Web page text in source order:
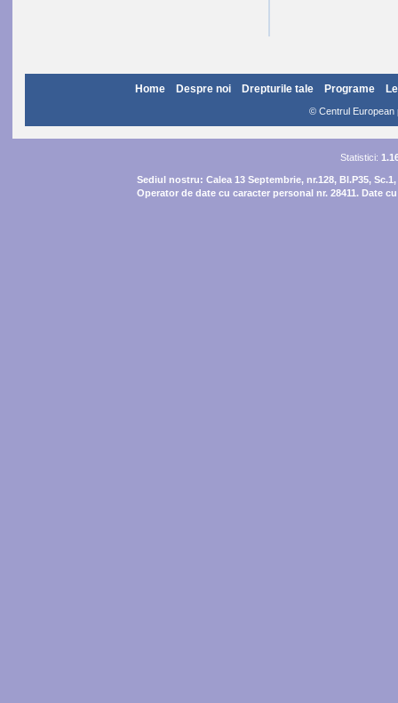
Home Despre noi Drepturile tale Programe
© Centrul European
Statistici:
Sediul nostru: Calea 13 Septembrie, nr.128, Bl.P35,
Operator de date cu caracter personal nr. 28411. Date